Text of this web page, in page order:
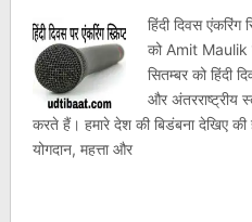
हिंदी दिवस
को Amit Maulik
सितम्बर को हिंदी
और अंतरराष्ट्रीय
करते हैं। हमारे देश की बिडंबना देखिए की
योगदान, महत्ता और